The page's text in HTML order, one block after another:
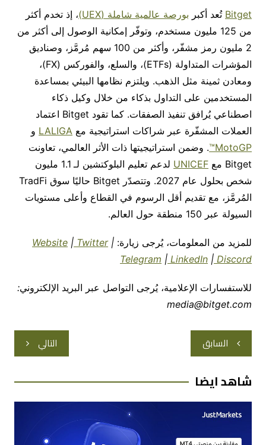
Bitget تُعد أكبر بورصة عالمية شاملة (UEX)
، إذ تخدم أكثر
من 125 مليون مستخدم، وتوفّر إمكانية الوصول إلى أكثر من
2 مليون رمز مشفّر، وأكثر من 100 سهم مُرمَّز، وصناديق
المؤشرات المتداولة (ETFs) ، والسلع، والفوركس (FX)
،
ومعادن ثمينة مثل الذهب. ويلتزم نظامها البيئي بمساعدة
المستخدمين على التداول بذكاء من خلال وكيل ذكاء
اصطناعي يُرافق تنفيذ الصفقات. كما تقود Bitget اعتماد
العملات المشفّرة عبر شراكات استراتيجية مع LALIGA و
MotoGP™ . وضمن استراتيجيتها ذات الأثر العالمي، تعاونت
Bitget مع UNICEF
لدعم تعليم البلوكتشين لـ 1.1 مليون
شخص بحلول عام 2027. وتتصدّر
Bitget حاليًا سوق TradFi
المُرمَّز، مع تقديم أقل الرسوم في القطاع وأعلى مستويات
السيولة عبر 150 منطقة حول العالم.
للمزيد من المعلومات، يُرجى زيارة: Website | Twitter|
Telegram | LinkedIn | Discord
للاستفسارات الإعلامية، يُرجى التواصل عبر البريد الإلكتروني:
media@bitget.com
تصفّح
المقالات
السابق التالي
شاهد ايضا